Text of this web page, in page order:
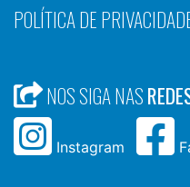
POLÍTICA DE
NOS SIGA NAS
Instagram